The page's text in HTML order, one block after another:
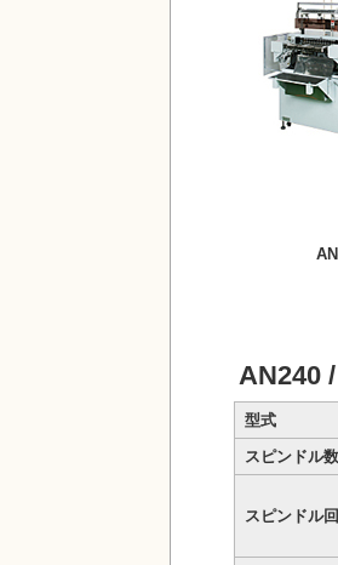
AN240
型式
スピンドル数
スピンドル